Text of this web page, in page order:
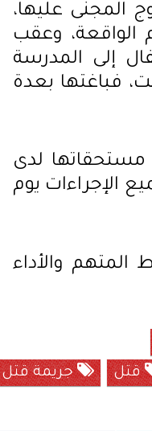
المجنى عليها،
الواقعة، وعقب
إلى المدرسة
فباغتها بعدة
مستحقاتها لدى
الإجراءات يوم
والأداء
قتل
جريمة قتل